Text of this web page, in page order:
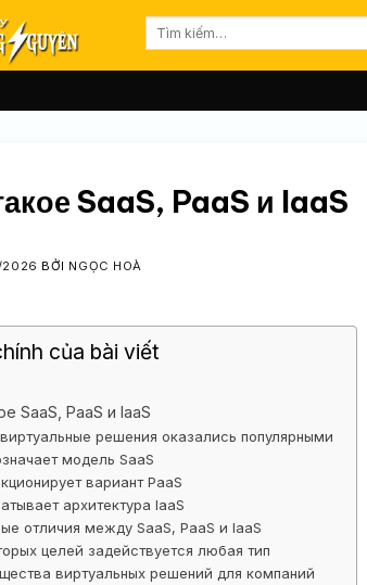
Tìm
SaaS, PaaS и IaaS
2026 BỞI NGỌC HOÀ
của bài viết
SaaS, PaaS и IaaS
решения оказались популярными
модель SaaS
вариант PaaS
архитектура IaaS
отличия между SaaS, PaaS и IaaS
целей задействуется любая тип
виртуальных решений для компаний